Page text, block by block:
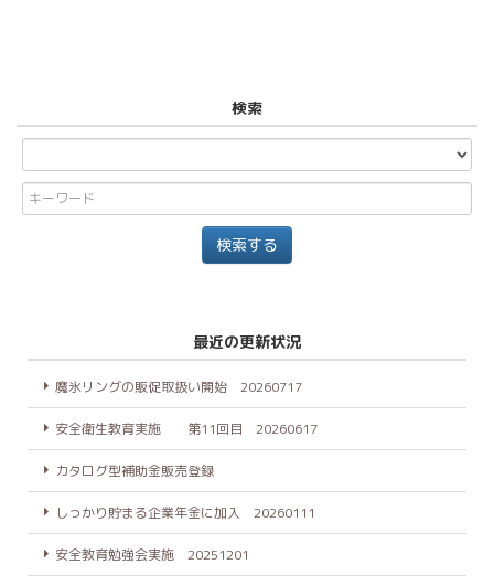
検索
最近の更新状況
魔氷リングの販促取扱い開始 20260717
安全衛生教育実施 第11回目 20260617
カタログ型補助金販売登録
しっかり貯まる企業年金に加入 20260111
安全教育勉強会実施 20251201